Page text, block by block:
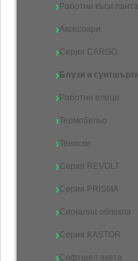
Работни къси
Аксесоари
Серия CARGO
Блузи и суитшърти
Работни елеци
Термобельо
Тениски
Серия REVOLT
Серия PRISMA
Сигнални облекла
Серия KASTOR
Софтшел якета